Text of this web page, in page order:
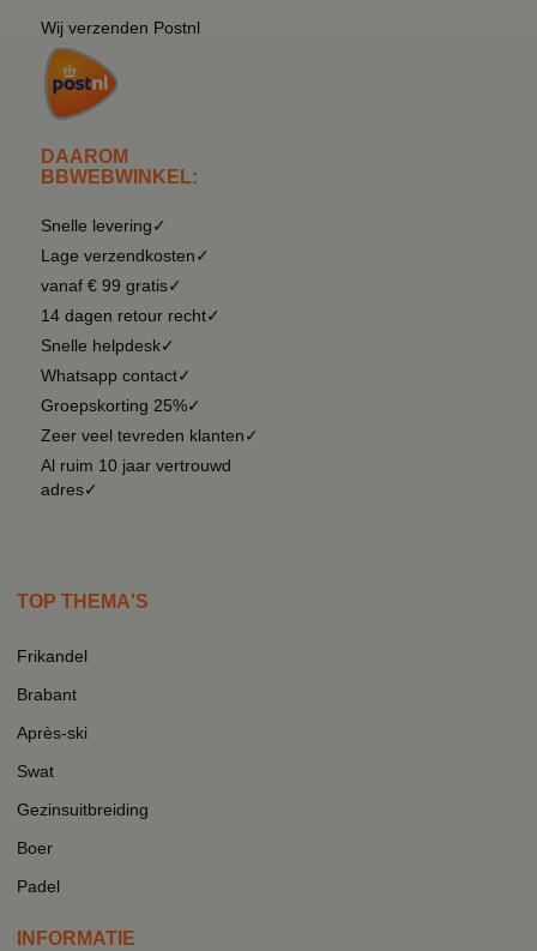
Wij verzenden Postnl
DAAROM
BBWEBWINKEL:
Snelle levering✓
Lage verzendkosten✓
vanaf € 99 gratis✓
14 dagen retour recht✓
Snelle helpdesk✓
Whatsapp contact✓
Groepskorting 25%✓
Zeer veel tevreden klanten✓
Al ruim 10 jaar vertrouwd
adres✓
TOP THEMA'S
Frikandel
Brabant
Après-ski
Swat
Gezinsuitbreiding
Boer
Padel
INFORMATIE